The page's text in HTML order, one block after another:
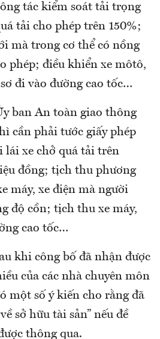
tác kiểm soát tải trọng
tải cho phép trên 150%;
mà trong cơ thể có nồng
phép; điều khiển xe môtô,
đi vào đường cao tốc…
ban An toàn giao thông
cần phải tước giấy phép
lái xe chở quá tải trên
đồng; tịch thu phương
máy, xe điện mà người
độ cồn; tịch thu xe máy,
cao tốc…
khi công bố đã nhận được
của các nhà chuyên môn
một số ý kiến cho rằng đã
sở hữu tài sản” nếu đề
thông qua.